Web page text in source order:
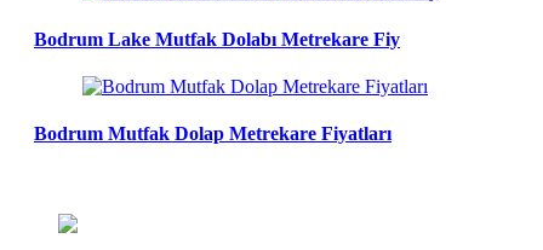
Bodrum Lake Mutfak Dolabı Metrekare Fiy
Bodrum Mutfak Dolap Metrekare Fiyatları